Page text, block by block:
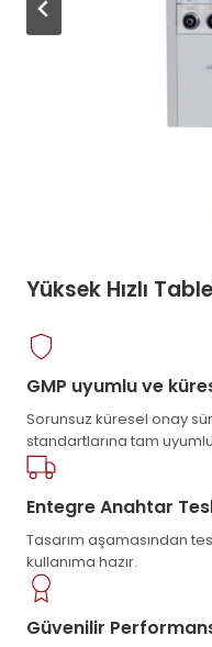
Yüksek Hızlı
GMP uyumlu ve
Sorunsuz küresel onay
standartlarına tam
Entegre Anahtar
Tasarım aşamasından
kullanıma hazır.
Güvenilir